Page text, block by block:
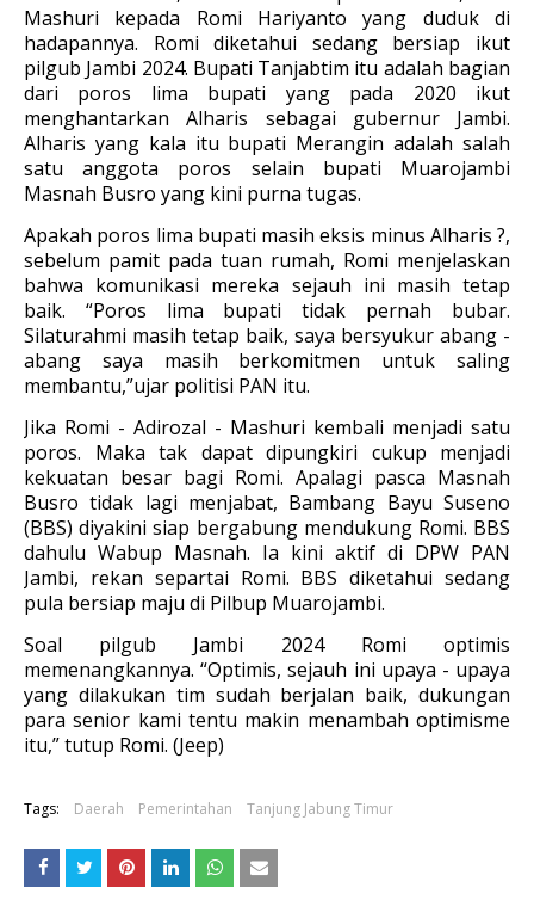
Mashuri kepada Romi Hariyanto yang duduk di
hadapannya. Romi diketahui sedang bersiap ikut
pilgub Jambi 2024. Bupati Tanjabtim itu adalah bagian
dari poros lima bupati yang pada 2020 ikut
menghantarkan Alharis sebagai gubernur Jambi.
Alharis yang kala itu bupati Merangin adalah salah
satu anggota poros selain bupati Muarojambi
Masnah Busro yang kini purna tugas.
Apakah poros lima bupati masih eksis minus Alharis ?,
sebelum pamit pada tuan rumah, Romi menjelaskan
bahwa komunikasi mereka sejauh ini masih tetap
baik. “Poros lima bupati tidak pernah bubar.
Silaturahmi masih tetap baik, saya bersyukur abang -
abang saya masih berkomitmen untuk saling
membantu,”ujar politisi PAN itu.
Jika Romi - Adirozal - Mashuri kembali menjadi satu
poros. Maka tak dapat dipungkiri cukup menjadi
kekuatan besar bagi Romi. Apalagi pasca Masnah
Busro tidak lagi menjabat, Bambang Bayu Suseno
(BBS) diyakini siap bergabung mendukung Romi. BBS
dahulu Wabup Masnah. Ia kini aktif di DPW PAN
Jambi, rekan separtai Romi. BBS diketahui sedang
pula bersiap maju di Pilbup Muarojambi.
Soal pilgub Jambi 2024 Romi optimis
memenangkannya. “Optimis, sejauh ini upaya - upaya
yang dilakukan tim sudah berjalan baik, dukungan
para senior kami tentu makin menambah optimisme
itu,” tutup Romi. (Jeep)
Tags: Daerah Pemerintahan Tanjung Jabung Timur